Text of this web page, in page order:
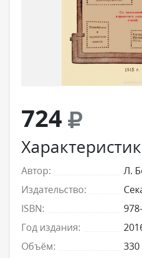
724
Автор:
Л.
Издательство:
ISBN:
Год издания:
Объём: